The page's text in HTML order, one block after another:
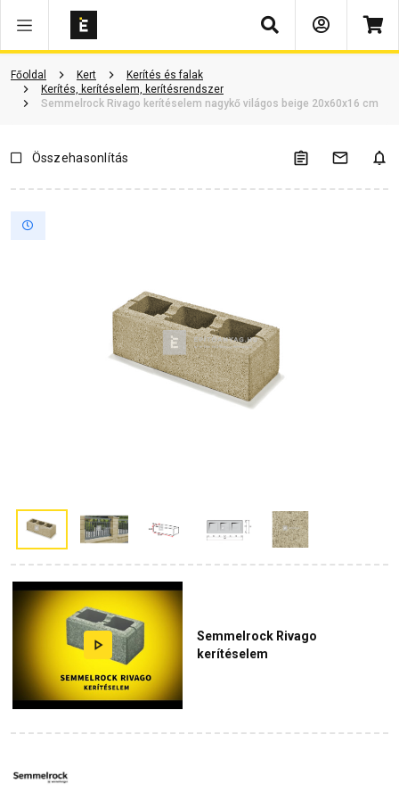
Keresés
Főoldal Kert
Kerítés és falak
Kerítés, kerítéselem, kerítésrendszer
Semmelrock Rivago kerítéselem nagykő világos beige 20x60x16 cm
Vásárlói vélemények Kérdések és válaszok Kapcsolódó cikkek
Semmelrock Rivago
kerítéselem
Összehasonlítás